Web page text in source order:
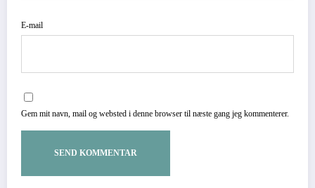
E-mail
Gem mit navn, mail og websted i denne browser til næste gang jeg kommenterer.